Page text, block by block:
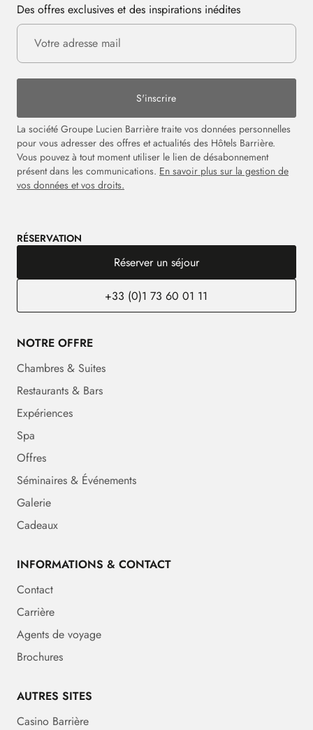
Des offres exclusives et des inspirations inédites
S'inscrire
La société Groupe Lucien Barrière traite vos données personnelles
pour vous adresser des offres et actualités des Hôtels Barrière.
Vous pouvez à tout moment utiliser le lien de désabonnement
présent dans les communications. En savoir plus sur la gestion de
vos données et vos droits.
RÉSERVATION
Réserver un séjour
+33 (0)1 73 60 01 11
NOTRE OFFRE
Chambres & Suites
Restaurants & Bars
Expériences
Spa
Offres
Séminaires & Événements
Galerie
Cadeaux
INFORMATIONS & CONTACT
Contact
Carrière
Agents de voyage
Brochures
AUTRES SITES
Casino Barrière